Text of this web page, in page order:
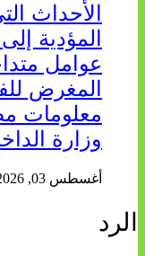
الأحداث
المؤدية
عوامل
المغرض
معلومات
وزارة
أغسطس 03, 2026
الرد